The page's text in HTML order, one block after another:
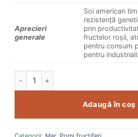
Aprecieri
generale
Soi american
rezistență
prin
fructelor roșii,
pentru consum
pentru
Cantitate Măr Prima
Adaugă în coș